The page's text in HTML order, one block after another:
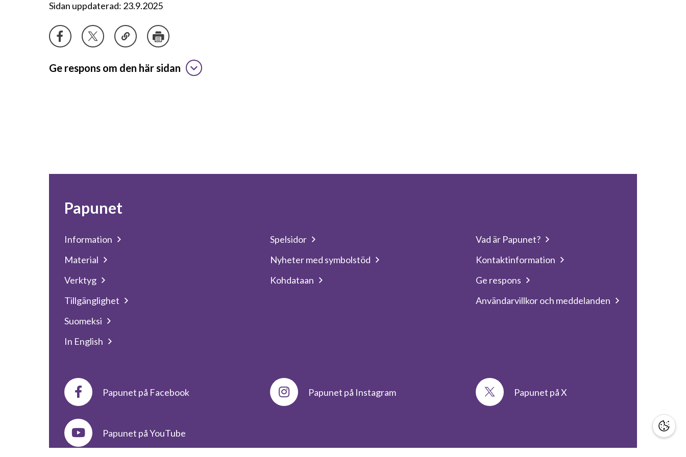
Sidan uppdaterad: 23.9.2025
Ge respons om den här sidan
Papunet
Information
Material
Verktyg
Tillgänglighet
Suomeksi
In English
Spelsidor
Nyheter med symbolstöd
Kohdataan
Vad är Papunet?
Kontaktinformation
Ge respons
Användarvillkor och meddelanden
Papunet på Facebook Papunet på Instagram Papunet på X
Papunet på YouTube